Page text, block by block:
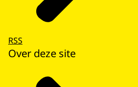
RSS
Over deze site